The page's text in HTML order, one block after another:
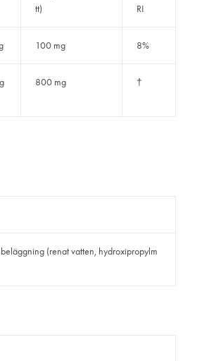
tt)
RI
100 mg 8%
800 mg †
(renat vatten, hydroxipropylm